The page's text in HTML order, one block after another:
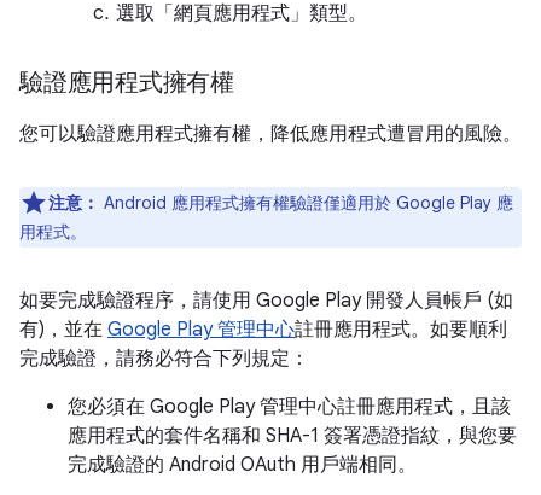
選取「網頁應用程式」 類型。
驗證應用程式擁有權
您可以驗證應用程式擁有權，降低應用程式遭冒用的風險。
注意： Android 應用程式擁有權驗證僅適用於 Google Play 應
用程式。
如要完成驗證程序，請使用 Google Play 開發人員帳戶 (如
有)，並在 Google Play 管理中心註冊應用程式。如要順利
完成驗證，請務必符合下列規定：
您必須在 Google Play 管理中心註冊應用程式，且該
應用程式的套件名稱和 SHA-1 簽署憑證指紋，與您要
完成驗證的 Android OAuth 用戶端相同。